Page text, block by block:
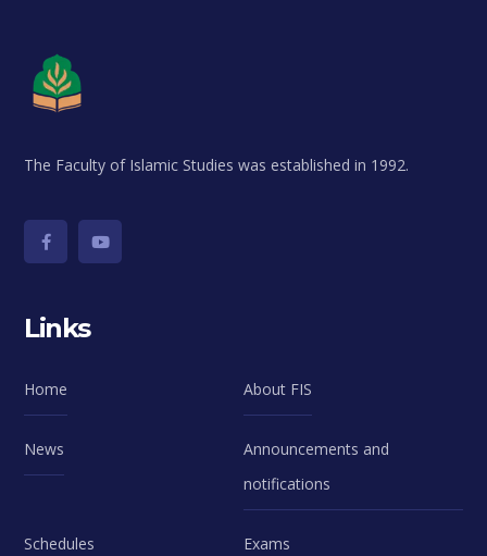
The Faculty of Islamic Studies was established in 1992.
Links
Home About FIS
News
Announcements and
notifications
Schedules Exams